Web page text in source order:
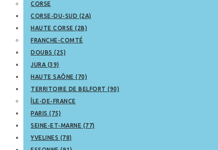
CORSE
CORSE-DU-SUD (2A)
HAUTE CORSE (2B)
FRANCHE-COMTÉ
DOUBS (25)
JURA (39)
HAUTE SAÔNE (70)
TERRITOIRE DE BELFORT (90)
ÎLE-DE-FRANCE
PARIS (75)
SEINE-ET-MARNE (77)
YVELINES (78)